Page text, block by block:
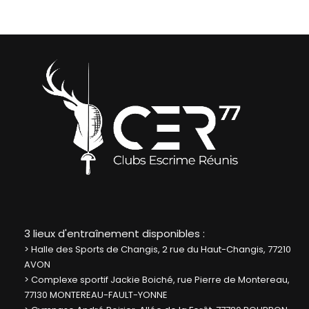
3 lieux d'entraînement disponibles :
> Halle des Sports de Changis, 2 rue du Haut-Changis, 77210
AVON
> Complexe sportif Jackie Boiché, rue Pierre de Montereau,
77130 MONTEREAU-FAULT-YONNE